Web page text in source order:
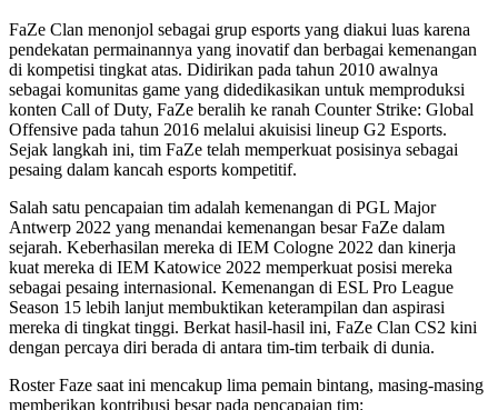
FaZe Clan menonjol sebagai grup esports yang diakui luas karena
pendekatan permainannya yang inovatif dan berbagai kemenangan
di kompetisi tingkat atas. Didirikan pada tahun 2010 awalnya
sebagai komunitas game yang didedikasikan untuk memproduksi
konten Call of Duty, FaZe beralih ke ranah Counter Strike: Global
Offensive pada tahun 2016 melalui akuisisi lineup G2 Esports.
Sejak langkah ini, tim FaZe telah memperkuat posisinya sebagai
pesaing dalam kancah esports kompetitif.
Salah satu pencapaian tim adalah kemenangan di PGL Major
Antwerp 2022 yang menandai kemenangan besar FaZe dalam
sejarah. Keberhasilan mereka di IEM Cologne 2022 dan kinerja
kuat mereka di IEM Katowice 2022 memperkuat posisi mereka
sebagai pesaing internasional. Kemenangan di ESL Pro League
Season 15 lebih lanjut membuktikan keterampilan dan aspirasi
mereka di tingkat tinggi. Berkat hasil-hasil ini, FaZe Clan CS2 kini
dengan percaya diri berada di antara tim-tim terbaik di dunia.
Roster Faze saat ini mencakup lima pemain bintang, masing-masing
memberikan kontribusi besar pada pencapaian tim: